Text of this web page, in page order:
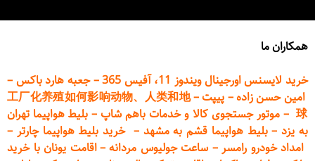
همکاران ما
خرید لایسنس اورجینال ویندوز 11، آفیس 365
–جعبه هارد باکس –
امین حسن زاده– پیپت–
工厂化养殖如何影响动物、人类和地
球
– موتور جستجوی کالا و خدمات باهم شاپ– بلیط هواپیما تهران
به یزد–بلیط هواپیما قشم به مشهد –خرید بلیط هواپیما چارتر –
امداد خودرو رامسر– ساعت جولیوس مردانه–اقامت یونان با خرید